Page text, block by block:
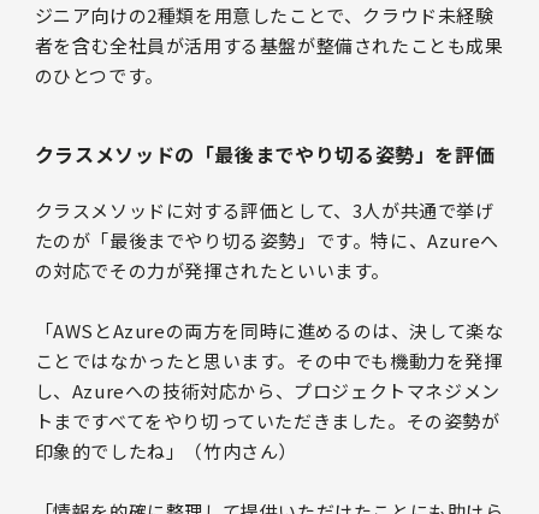
ジニア向けの2種類を用意したことで、クラウド未経験
者を含む全社員が活用する基盤が整備されたことも成果
のひとつです。
クラスメソッドの「最後までやり切る姿勢」を評価
クラスメソッドに対する評価として、3人が共通で挙げ
たのが「最後までやり切る姿勢」です。特に、Azureへ
の対応でその力が発揮されたといいます。
「AWSとAzureの両方を同時に進めるのは、決して楽な
ことではなかったと思います。その中でも機動力を発揮
し、Azureへの技術対応から、プロジェクトマネジメン
トまですべてをやり切っていただきました。その姿勢が
印象的でしたね」（竹内さん）